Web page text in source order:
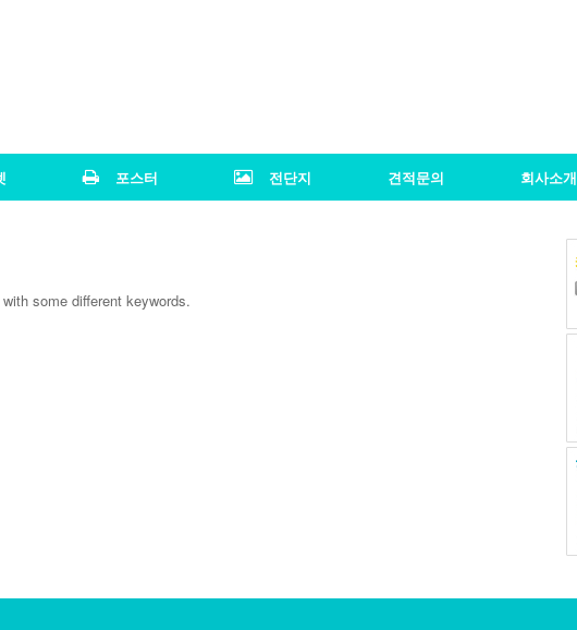
포스터 전단지 견적문의 회사소개
some different keywords.